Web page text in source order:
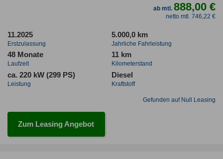
ab mtl.888,00 €
netto mtl. 746,22 €
11.2025
Erstzulassung
5.000,0 km
Jahrliche Fahrleistung
48 Monate
Laufzeit
11 km
Kilometerstand
ca. 220 kW (299 PS)
Leistung
Diesel
Kraftstoff
Gefunden auf Null Leasing
Zum Leasing Angebot